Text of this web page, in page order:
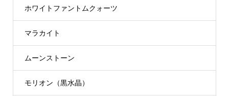
ホワイトファントムクォーツ
マラカイト
ムーンストーン
モリオン（黒水晶）